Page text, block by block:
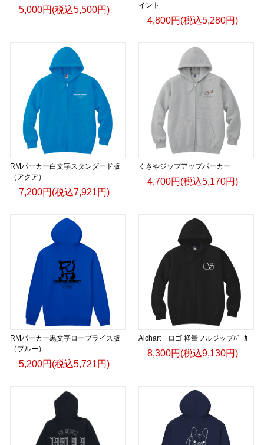
5,000円(税込5,500円)
イント
4,800円(税込5,280円)
RMパーカー白文字スタンダード版
（アクア）
7,200円(税込7,921円)
くさやジップアップパーカー
4,700円(税込5,170円)
RMパーカー黒文字ロープライス版
（ブルー）
5,200円(税込5,721円)
Alchart ロゴ 軽量フルジップﾊﾟｰｶｰ
8,300円(税込9,130円)